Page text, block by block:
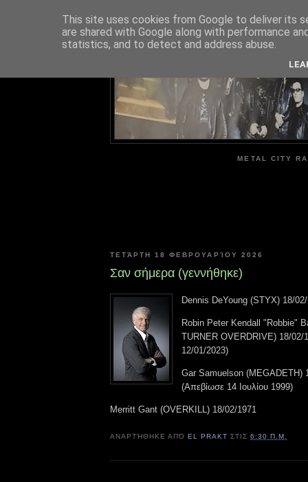
METAL CITY
ΤΕΤΆΡΤΗ 18 ΦΕΒΡΟΥΑΡΊΟΥ 2026
Σαν σήμερα (γεννήθηκε)
Dennis DeYoung (STYX) 18/
Robin Peter Kendall "Robbie"
TURNER OVERDRIVE) 18/02/
12/01/2023)
Gar Samuelson (MEGADETH)
(Απεβίωσε 14 Ιουλίου 1999)
Merritt Gant (OVERKILL) 18/02/1971
ΑΝΑΡΤΉΘΗΚΕ ΑΠΌEL PRAKT ΣΤΙΣ6:30 Π.Μ.
This site uses cookies from Google to deliver its
are shared with Google along with performance
statistics, and to detect and address abuse.